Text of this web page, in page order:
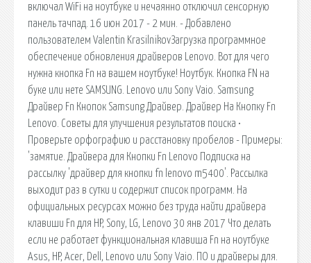
включал WiFi на ноутбуке и нечаянно отключил сенсорную
панель тачпад. 16 июн 2017 - 2 мин. - Добавлено
пользователем Valentin KrasilnikovЗагрузка программное
обеспечение обновления драйверов Lenovo. Вот для чего
нужна кнопка Fn на вашем ноутбуке! Ноутбук. Кнопка FN на
буке или нете SAMSUNG. Lenovo или Sony Vaio. Samsung
Драйвер Fn Кнопок Samsung Драйвер. Драйвер На Кнопку Fn
Lenovo. Советы для улучшения результатов поиска •
Проверьте орфографию и расстановку пробелов - Примеры:
'замятие. Драйвера для Кнопки Fn Lenovo Подписка на
рассылку 'драйвер для кнопки fn lenovo m5400'. Рассылка
выходит раз в сутки и содержит список программ. На
официальных ресурсах можно без труда найти драйвера
клавиши Fn для HP, Sony, LG, Lenovo 30 янв 2017 Что делать
если не работает функциональная клавиша Fn на ноутбуке
Asus, HP, Acer, Dell, Lenovo или Sony Vaio. ПО и драйверы для.